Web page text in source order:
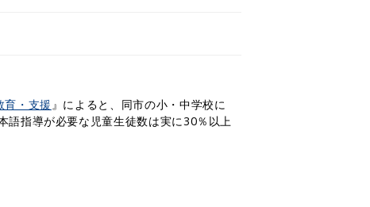
育・支援 』によると、同市の小・中学校に
語指導が必要な児童生徒数は実に30％以上